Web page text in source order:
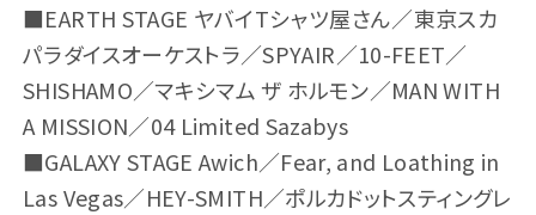
■EARTH STAGE ヤバイTシャツ屋さん／東京スカ
パラダイスオーケストラ／SPYAIR／10-FEET／
SHISHAMO／マキシマム ザ ホルモン／MAN WITH
A MISSION／04 Limited Sazabys
■GALAXY STAGE Awich／Fear, and Loathing in
Las Vegas／HEY-SMITH／ポルカドットスティングレ